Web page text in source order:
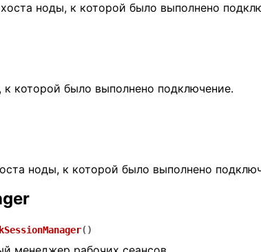
ноды, к которой было выполнено
которой было выполнено подключение.
ноды, к которой было выполнено
( )